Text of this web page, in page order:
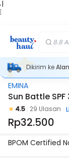
|
8.8
Dikirim ke
Stok Habis
EMINA
Sun Battle
4.5 29 Ulasan
Rp32.500
BPOM Certified